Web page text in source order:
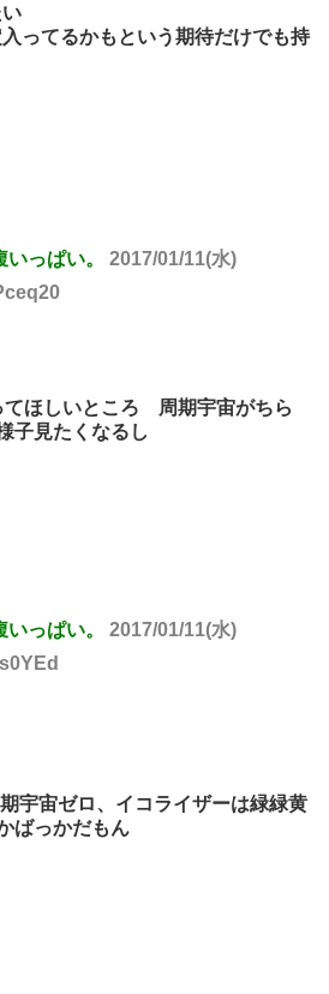
ってるかもという期待だけでも持
っぱい。
2017/01/11(水)
てほしいところ 周期宇宙がちら
子見たくなるし
っぱい。
2017/01/11(水)
宇宙ゼロ、イコライザーは緑緑黄
ばっかだもん